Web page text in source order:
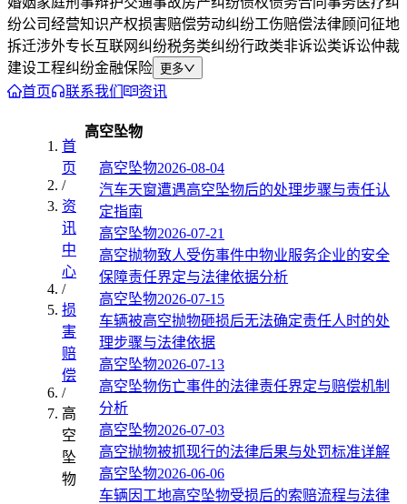
纷公司经营知识产权损害赔偿劳动纠纷工伤赔偿法律顾问征地
拆迁涉外专长互联网纠纷税务类纠纷行政类非诉讼类诉讼仲裁
建设工程纠纷金融保险 更多
首页 联系我们 资讯
首
页
/
资
讯
中
心
/
损
害
赔
偿
/
高
空
坠
物
高空坠物
高空坠物2026-08-04
汽车天窗遭遇高空坠物后的处理步骤与责任认
定指南
高空坠物2026-07-21
高空抛物致人受伤事件中物业服务企业的安全
保障责任界定与法律依据分析
高空坠物2026-07-15
车辆被高空抛物砸损后无法确定责任人时的处
理步骤与法律依据
高空坠物2026-07-13
高空坠物伤亡事件的法律责任界定与赔偿机制
分析
高空坠物2026-07-03
高空抛物被抓现行的法律后果与处罚标准详解
高空坠物2026-06-06
车辆因工地高空坠物受损后的索赔流程与法律